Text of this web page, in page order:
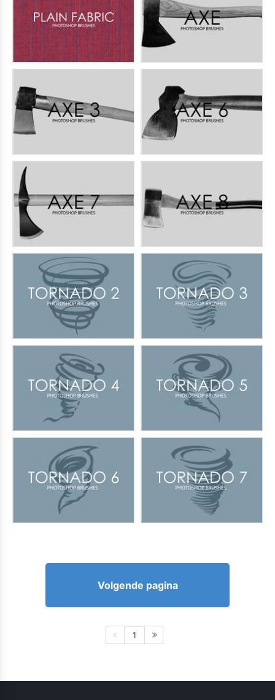
Volgende pagina
1